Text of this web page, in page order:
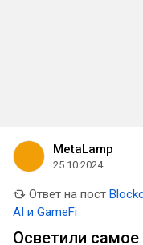
MetaLamp
25.10.2024
Ответ на пост
AI и GameFi
Осветили самое